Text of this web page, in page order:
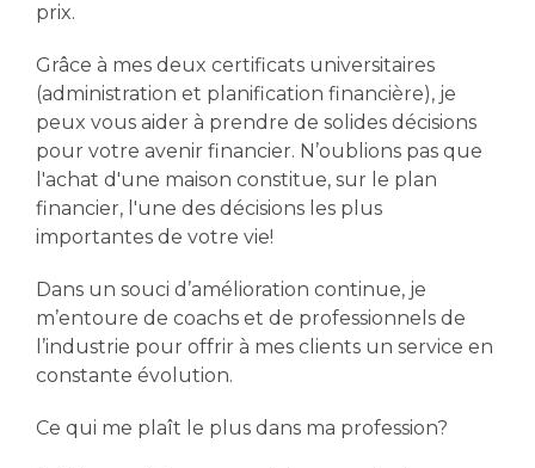
prix.
Grâce à mes deux certificats universitaires
(administration et planification financière), je
peux vous aider à prendre de solides décisions
pour votre avenir financier. N’oublions pas que
l'achat d'une maison constitue, sur le plan
financier, l'une des décisions les plus
importantes de votre vie!
Dans un souci d’amélioration continue, je
m’entoure de coachs et de professionnels de
l’industrie pour offrir à mes clients un service en
constante évolution.
Ce qui me plaît le plus dans ma profession?